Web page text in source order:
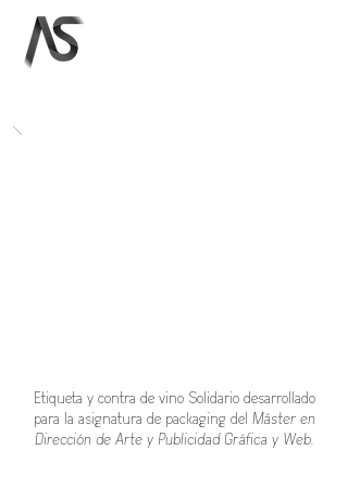
Etiqueta y contra de vino Solidario desarrollado
para la asignatura de packaging del Máster en
Dirección de Arte y Publicidad Gráfica y Web.